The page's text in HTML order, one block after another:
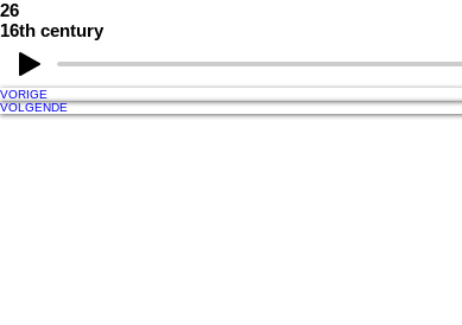
26
16th century
VORIGE
VOLGENDE